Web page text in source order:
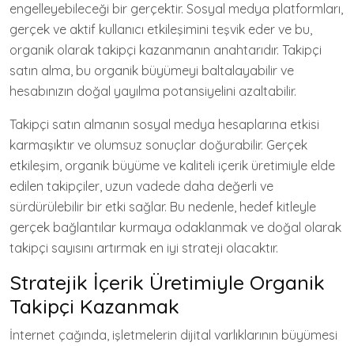
engelleyebileceği bir gerçektir. Sosyal medya platformları,
gerçek ve aktif kullanıcı etkileşimini teşvik eder ve bu,
organik olarak takipçi kazanmanın anahtarıdır. Takipçi
satın alma, bu organik büyümeyi baltalayabilir ve
hesabınızın doğal yayılma potansiyelini azaltabilir.
Takipçi satın almanın sosyal medya hesaplarına etkisi
karmaşıktır ve olumsuz sonuçlar doğurabilir. Gerçek
etkileşim, organik büyüme ve kaliteli içerik üretimiyle elde
edilen takipçiler, uzun vadede daha değerli ve
sürdürülebilir bir etki sağlar. Bu nedenle, hedef kitleyle
gerçek bağlantılar kurmaya odaklanmak ve doğal olarak
takipçi sayısını artırmak en iyi strateji olacaktır.
Stratejik İçerik Üretimiyle Organik
Takipçi Kazanmak
İnternet çağında, işletmelerin dijital varlıklarının büyümesi